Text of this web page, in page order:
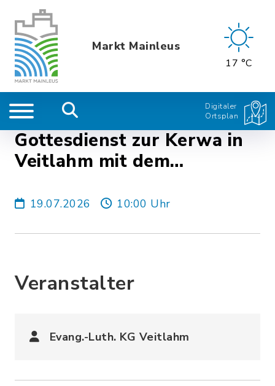
Markt Mainleus
17 °C
Digitaler
Ortsplan
Gottesdienst zur Kerwa in
Veitlahm mit dem
19.07.2026 10:00 Uhr
Veranstalter
Evang.-Luth. KG Veitlahm